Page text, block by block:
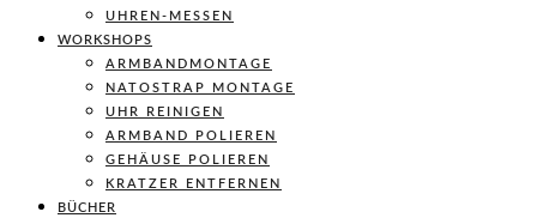
UHREN-MESSEN
WORKSHOPS
ARMBANDMONTAGE
NATOSTRAP MONTAGE
UHR REINIGEN
ARMBAND POLIEREN
GEHÄUSE POLIEREN
KRATZER ENTFERNEN
BÜCHER